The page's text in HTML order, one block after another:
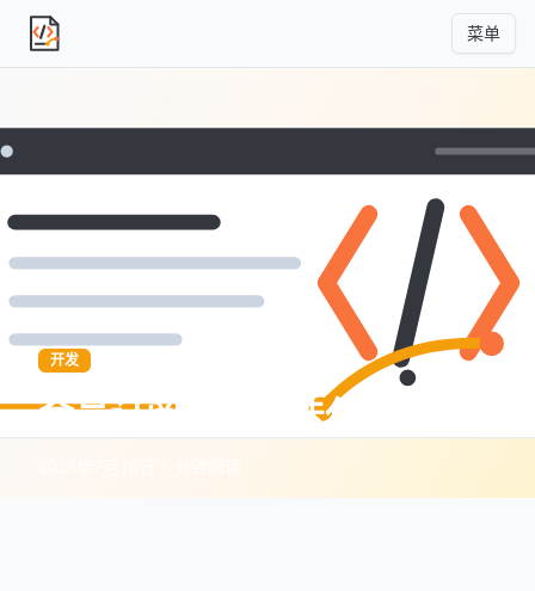
独立产品人日记 菜单
开发
会员订阅模块的迭代